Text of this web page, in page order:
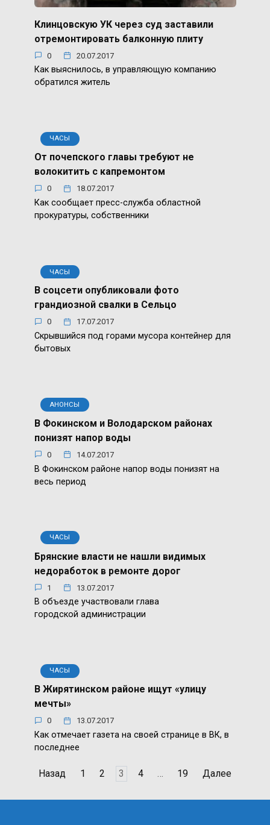
Клинцовскую УК через суд заставили
отремонтировать балконную плиту
0 20.07.2017
Как выяснилось, в управляющую компанию
обратился житель
ЧАСЫ
От почепского главы требуют не
волокитить с капремонтом
0 18.07.2017
Как сообщает пресс-служба областной
прокуратуры, собственники
ЧАСЫ
В соцсети опубликовали фото
грандиозной свалки в Сельцо
0 17.07.2017
Скрывшийся под горами мусора контейнер для
бытовых
АНОНСЫ
В Фокинском и Володарском районах
понизят напор воды
0 14.07.2017
В Фокинском районе напор воды понизят на
весь период
ЧАСЫ
Брянские власти не нашли видимых
недоработок в ремонте дорог
1 13.07.2017
В объезде участвовали глава
городской администрации
ЧАСЫ
В Жирятинском районе ищут «улицу
мечты»
0 13.07.2017
Как отмечает газета на своей странице в ВК, в
последнее
Пагинация
Назад 1 2 3 4 … 19 Далее